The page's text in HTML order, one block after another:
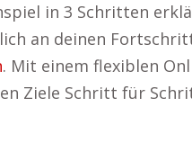
in 3 Schritten
an deinen
. Mit einem flexiblen
Ziele Schritt für